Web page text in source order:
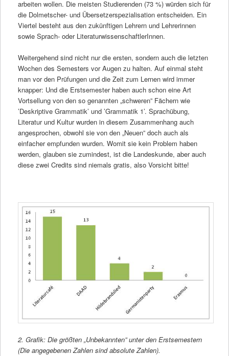
arbeiten wollen. Die meisten Studierenden (73 %) würden sich für
die Dolmetscher- und Übersetzerspezialisation entscheiden. Ein
Viertel besteht aus den zukünftigen Lehrern und Lehrerinnen
sowie Sprach- oder LiteraturwissenschaftlerInnen.
Weitergehend sind nicht nur die ersten, sondern auch die letzten
Wochen des Semesters vor Augen zu halten. Auf einmal steht
man vor den Prüfungen und die Zeit zum Lernen wird immer
knapper: Und die Erstsemester haben auch schon eine Art
Vortsellung von den so genannten „schweren” Fächern wie
’Deskriptive Grammatik’ und ’Grammatik 1’. Sprachübung,
Literatur und Kultur wurden in diesem Zusammenhang auch
angesprochen, obwohl sie von den „Neuen” doch auch als
einfacher empfunden wurden. Womit sie kein Problem haben
werden, glauben sie zumindest, ist die Landeskunde, aber auch
diese zwei Credits sind niemals gratis, also Vorsicht bitte!
2. Grafik: Die größten „Unbekannten” unter den Erstsemestern
(Die angegebenen Zahlen sind absolute Zahlen).